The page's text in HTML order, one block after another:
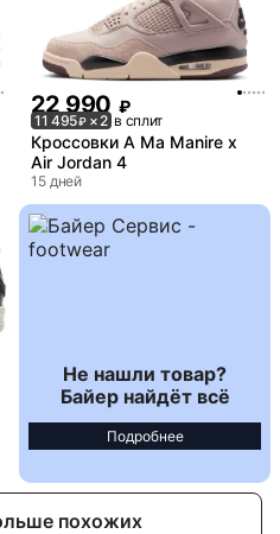
22 990 ₽
11 495₽ × 2 в сплит
Кроссовки A Ma Manire x
Air Jordan 4
15 дней
Не нашли товар?
Байер найдёт всё
Подробнее
похожих